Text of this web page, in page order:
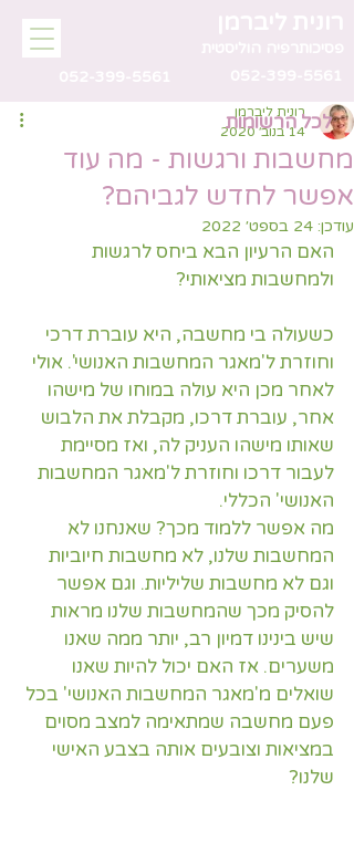
מחשבות ורגשות - מה עוד
אפשר לחדש לגביהם?
רונית ליברמן
14 בנוב׳ 2020
עודכן: 24 בספט׳ 2022
האם הרעיון הבא ביחס לרגשות
ולמחשבות מציאותי?
כשעולה בי מחשבה, היא עוברת דרכי
וחוזרת ל'מאגר המחשבות האנושי'. אולי
לאחר מכן היא עולה במוחו של מישהו
אחר, עוברת דרכו, מקבלת את הלבוש
שאותו מישהו העניק לה, ואז מסיימת
לעבור דרכו וחוזרת ל'מאגר המחשבות
האנושי' הכללי.
מה אפשר ללמוד מכך? שאנחנו לא
המחשבות שלנו, לא מחשבות חיוביות
וגם לא מחשבות שליליות. וגם אפשר
להסיק מכך שהמחשבות שלנו מראות
שיש בינינו דמיון רב, יותר ממה שאנו
משערים. אז האם יכול להיות שאנו
שואלים מ'מאגר המחשבות האנושי' בכל
פעם מחשבה שמתאימה למצב מסוים
במציאות וצובעים אותה בצבע האישי
שלנו?
לכל הרשומות